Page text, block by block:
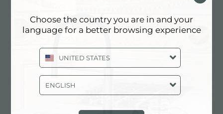
水槽 S1000
Choose the country you are in and your
language for a better browsing experience
UNITED STATES
ENGLISH